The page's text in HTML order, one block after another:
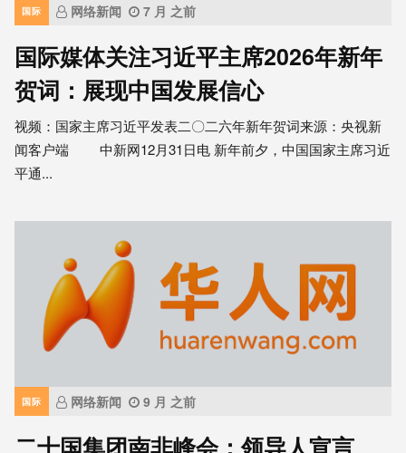
国际 网络新闻 7 月 之前
国际媒体关注习近平主席2026年新年
贺词：展现中国发展信心
视频：国家主席习近平发表二〇二六年新年贺词来源：央视新
闻客户端 中新网12月31日电 新年前夕，中国国家主席习近
平通...
国际 网络新闻 9 月 之前